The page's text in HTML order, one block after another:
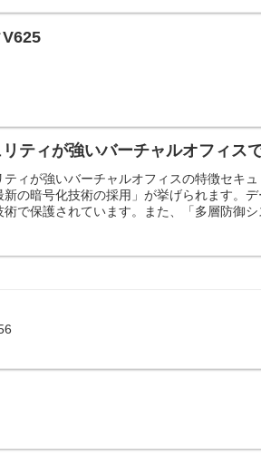
V625
ティが強いバーチャルオフィス
ティが強いバーチャルオフィスの特徴セキ
新の暗号化技術の採用」が挙げられます。
術で保護されています。また、「多層防御シ